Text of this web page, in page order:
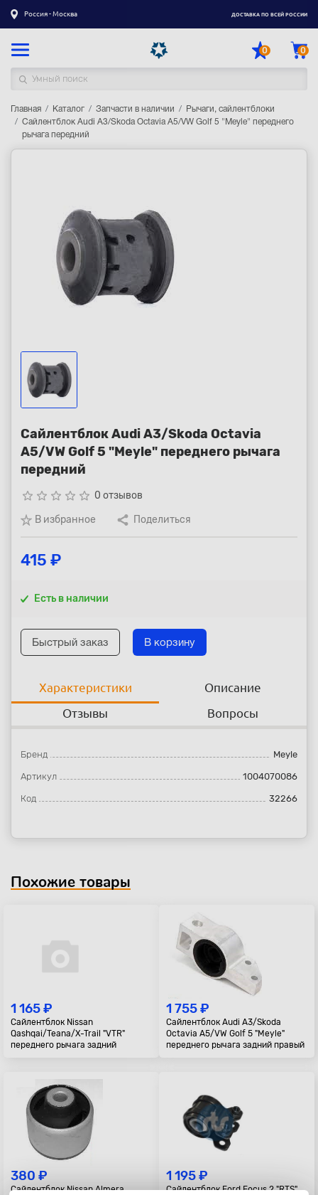
Россия - Москва ДОСТАВКА ПО ВСЕЙ РОССИИ
0 0
Каталог товаров
Регистрация
+7 (800) 250-15-01
Главная Каталог Запчасти в наличии
Рычаги, сайлентблоки
Сайлентблок Audi A3/Skoda Octavia A5/VW Golf 5 "Meyle" переднего
рычага передний
Сайлентблок Audi A3/Skoda Octavia
A5/VW Golf 5 "Meyle" переднего рычага
передний
star_border star_border star_border star_border star_border 0 отзывов
В избранное
Поделиться
415 ₽
Есть в наличии
Быстрый заказ В корзину
Характеристики
Описание
Отзывы
Вопросы
Бренд Meyle
Артикул 1004070086
Код 32266
Похожие товары
1 165 ₽
Сайлентблок Nissan
Qashqai/Teana/X-Trail "VTR"
переднего рычага задний
1 755 ₽
Сайлентблок Audi A3/Skoda
Octavia A5/VW Golf 5 "Meyle"
переднего рычага задний правый
380 ₽
Сайлентблок Nissan Almera
1 195 ₽
Сайлентблок Ford Focus 2 "RTS"